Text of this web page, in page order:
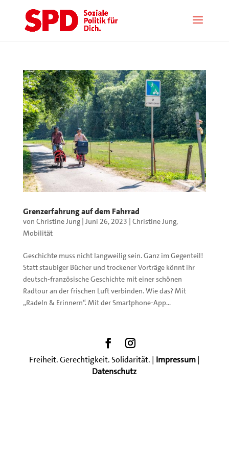
Grenzerfahrung auf dem Fahrrad
von Christine Jung| Juni 26, 2023 | Christine Jung,
Mobilität
Geschichte muss nicht langweilig sein. Ganz im Gegenteil!
Statt staubiger Bücher und trockener Vorträge könnt ihr
deutsch-französische Geschichte mit einer schönen
Radtour an der frischen Luft verbinden. Wie das? Mit
„Radeln & Erinnern“. Mit der Smartphone-App...
Freiheit. Gerechtigkeit. Solidarität. | Impressum|
Datenschutz